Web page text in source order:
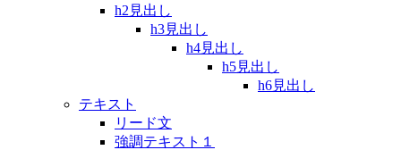
h2見出し
h3見出し
h4見出し
h5見出し
h6見出し
テキスト
リード文
強調テキスト１